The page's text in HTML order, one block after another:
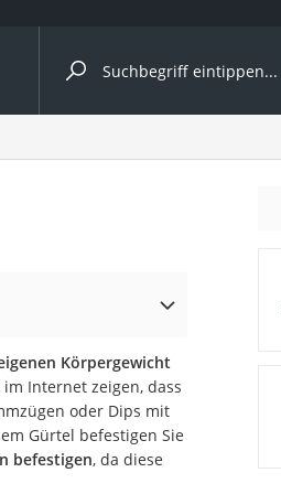
nach Kategorie
Körpergewicht
Internet zeigen, dass
oder Dips mit
Gürtel befestigen Sie
befestigen, da diese